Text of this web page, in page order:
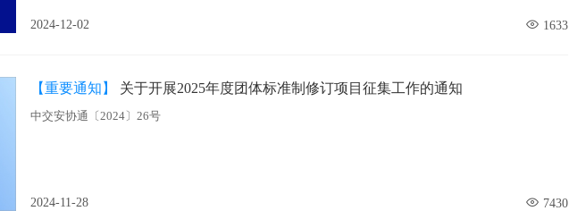
2024-12-02 1633
【重要通知】 关于开展2025年度团体标准制修订项目征集工作的通知
中交安协通〔2024〕26号
2024-11-28 7430